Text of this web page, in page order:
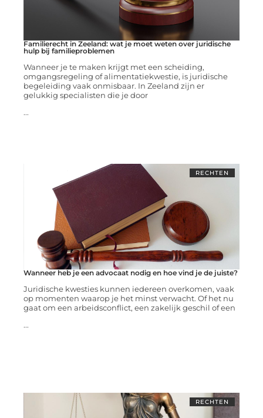
Familierecht in Zeeland: wat je moet weten over juridische
hulp bij familieproblemen
Wanneer je te maken krijgt met een scheiding,
omgangsregeling of alimentatiekwestie, is juridische
begeleiding vaak onmisbaar. In Zeeland zijn er
gelukkig specialisten die je door
...
RECHTEN
Wanneer heb je een advocaat nodig en hoe vind je de juiste?
Juridische kwesties kunnen iedereen overkomen, vaak
op momenten waarop je het minst verwacht. Of het nu
gaat om een arbeidsconflict, een zakelijk geschil of een
...
RECHTEN